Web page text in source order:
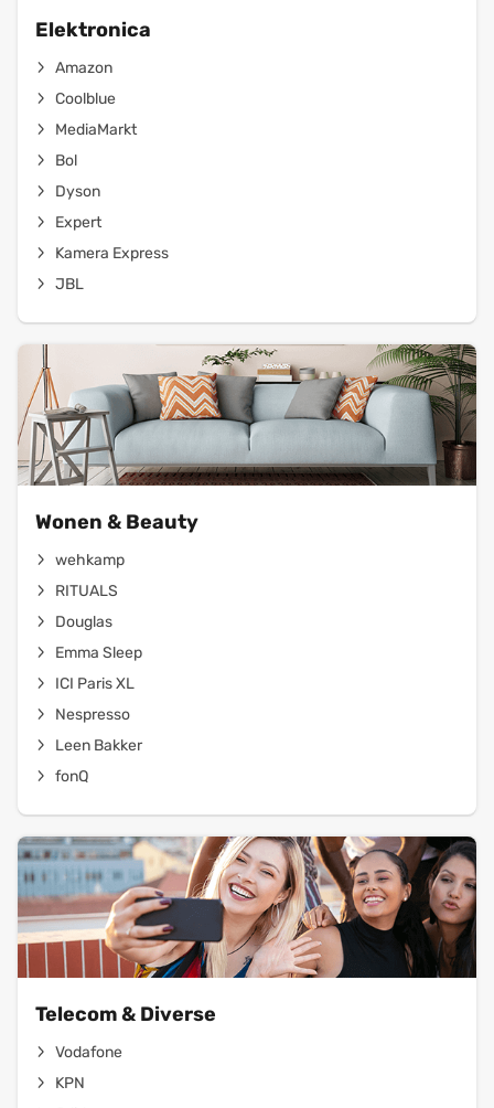
Elektronica
Amazon
Coolblue
MediaMarkt
Bol
Dyson
Expert
Kamera Express
JBL
Wonen & Beauty
wehkamp
RITUALS
Douglas
Emma Sleep
ICI Paris XL
Nespresso
Leen Bakker
fonQ
Telecom & Diverse
Vodafone
KPN